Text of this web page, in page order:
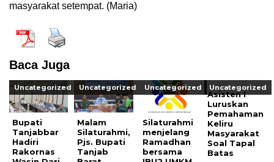
masyarakat setempat. (Maria)
Baca Juga
Uncategorized
Bupati
Tanjabbar
Hadiri
Rakornas
Uncategorized
Malam
Silaturahmi,
Pjs. Bupati
Tanjab
Uncategorized
Silaturahmi
menjelang
Ramadhan
bersama
Uncategorized
Asisten I
Luruskan
Pemahaman
Keliru
Masyarakat
Soal Tapal
Batas